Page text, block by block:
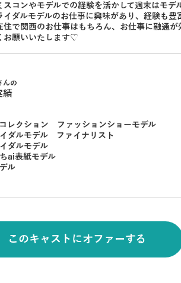
スコンやモデルでの経験を活かして週末はモデ
イダルモデルのお仕事に興味があり、経験も豊
住で関西のお仕事はもちろん、お仕事に融通
お願いいたします♡
んの
績
レクション ファッションショーモデル
ダルモデル ファイナリスト
ダルモデル
ai表紙モデル
ル
このキャストにオファーする